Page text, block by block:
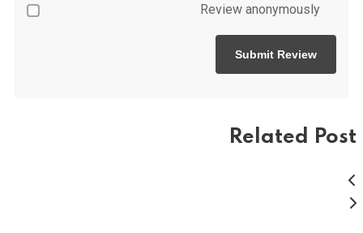
Review anonymously
Related Post